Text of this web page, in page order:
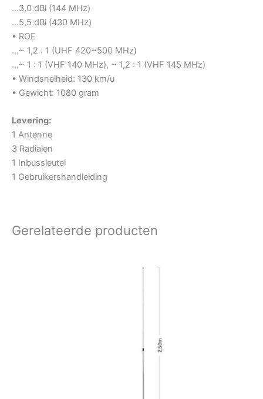
…3,0 dBi (144 MHz)
…5,5 dBi (430 MHz)
• ROE
…~ 1,2 : 1 (UHF 420~500 MHz)
…~ 1 : 1 (VHF 140 MHz), ~ 1,2 : 1 (VHF 145 MHz)
• Windsnelheid: 130 km/u
• Gewicht: 1080 gram
Levering:
1 Antenne
3 Radialen
1 Inbussleutel
1 Gebruikershandleiding
Gerelateerde producten